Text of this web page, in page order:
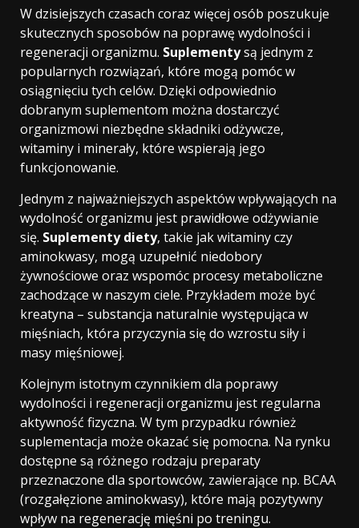
W dzisiejszych czasach coraz więcej osób poszukuje
skutecznych sposobów na poprawę wydolności i
regeneracji organizmu. Suplementysą jednym z
popularnych rozwiązań, które mogą pomóc w
osiągnięciu tych celów. Dzięki odpowiednio
dobranym suplementom można dostarczyć
organizmowi niezbędne składniki odżywcze,
witaminy i minerały, które wspierają jego
funkcjonowanie.
Jednym z najważniejszych aspektów wpływających na
wydolność organizmu jest prawidłowe odżywianie
się. Suplementy diety, takie jak witaminy czy
aminokwasy, mogą uzupełnić niedobory
żywnościowe oraz wspomóc procesy metaboliczne
zachodzące w naszym ciele. Przykładem może być
kreatyna – substancja naturalnie występująca w
mięśniach, która przyczynia się do wzrostu siły i
masy mięśniowej.
Kolejnym istotnym czynnikiem dla poprawy
wydolności i regeneracji organizmu jest regularna
aktywność fizyczna. W tym przypadku również
suplementacja może okazać się pomocna. Na rynku
dostępne są różnego rodzaju preparaty
przeznaczone dla sportowców, zawierające np. BCAA
(rozgałęzione aminokwasy), które mają pozytywny
wpływ na regenerację mięśni po treningu.